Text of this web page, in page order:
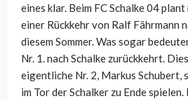
eines klar. Beim FC Schalke 04
einer Rückkehr von Ralf Fährmann
diesem Sommer. Was sogar
Nr. 1. nach Schalke zurückkehrt.
eigentliche Nr. 2, Markus Schubert,
im Tor der Schalker zu Ende